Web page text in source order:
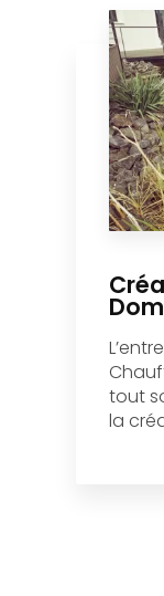
Chauffage
de loisirs.
normes,
longues